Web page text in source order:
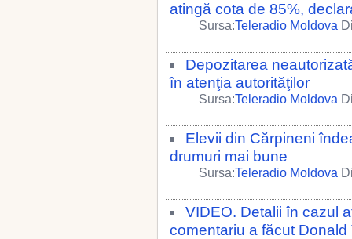
atingă cota de 85%,
Sursa:Teleradio Moldova
Depozitarea
în atenţia autorităţilor
Sursa:Teleradio Moldova
Elevii din Cărpineni
drumuri mai bune
Sursa:Teleradio Moldova
VIDEO. Detalii în cazul
comentariu a făcut Donald